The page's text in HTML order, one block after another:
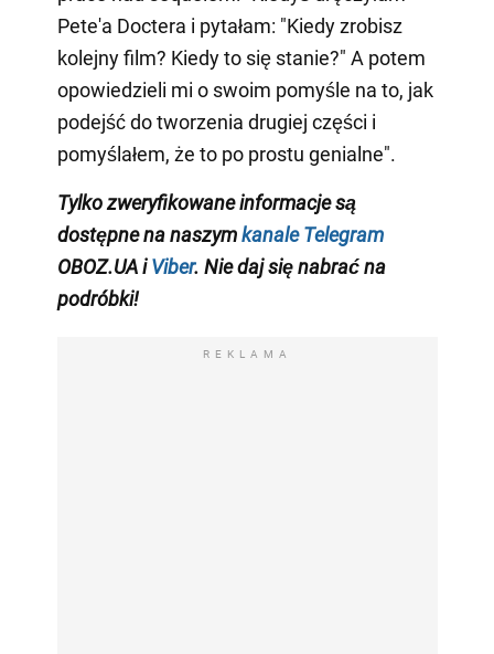
Pete'a Doctera i pytałam: "Kiedy zrobisz
kolejny film? Kiedy to się stanie?" A potem
opowiedzieli mi o swoim pomyśle na to, jak
podejść do tworzenia drugiej części i
pomyślałem, że to po prostu genialne".
Tylkozweryfikowane informacje są
dostępne na naszymkanale Telegram
OBOZ.UA iViber. Nie daj się nabrać na
podróbki!
REKLAMA